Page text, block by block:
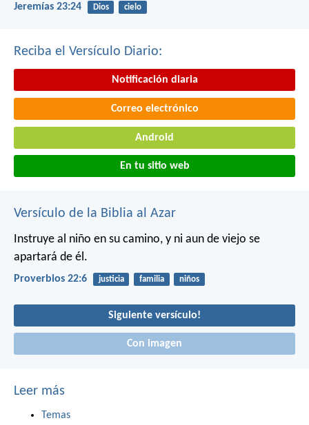
Jeremías 23:24 Dios cielo
Reciba el Versículo Diario:
Notificación diaria
Correo electrónico
Android
En tu sitio web
Versículo de la Biblia al Azar
Instruye al niño en su camino, y ni aun de viejo se
apartará de él.
Proverbios 22:6 justicia familia niños
Siguiente versículo!
Con imagen
Leer más
Temas